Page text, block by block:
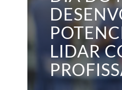
desafios
profissão?
LIDAR